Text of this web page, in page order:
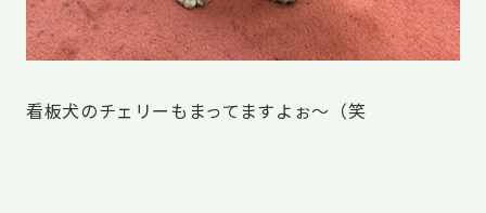
看板犬のチェリーもまってますよぉ〜（笑